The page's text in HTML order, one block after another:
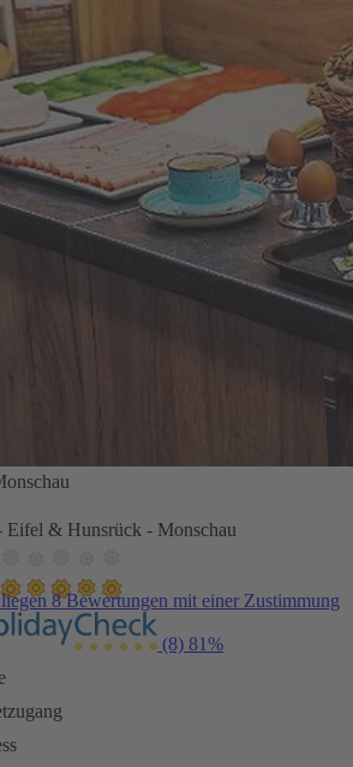
Eifel & Hunsrück - Monschau
8 Bewertungen mit einer Zustimmung
(8) 81%